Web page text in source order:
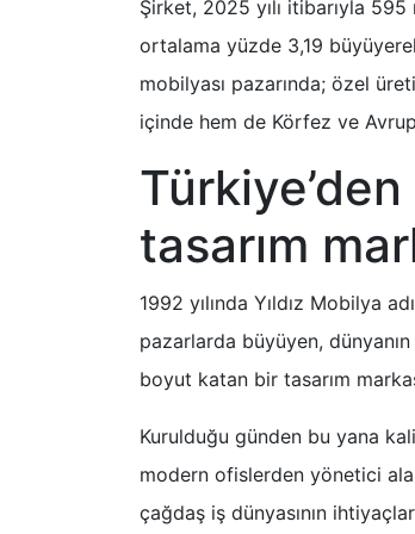
Şirket, 2025 yılı itibarıyla
ortalama yüzde 3,19
mobilyası pazarında; özel
içinde hem de Körfez ve
tasarım
1992 yılında Yıldız Mobilya
pazarlarda büyüyen,
boyut katan bir tasarım
Kurulduğu günden bu yana
modern ofislerden yönetici
çağdaş iş dünyasının